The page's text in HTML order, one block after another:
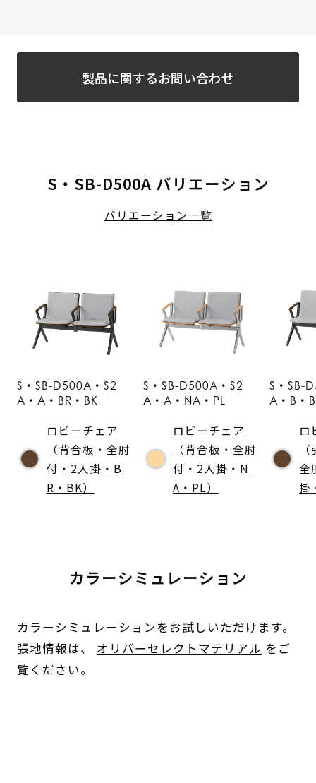
製品に関するお問い合わせ
S・SB-D500A バリエーション
バリエーション一覧
S・SB-D500A・S2
A・A・BR・BK
ロビーチェア
（背合板・全肘
付・2人掛・B
R・BK）
S・SB-D500A・S2
A・A・NA・PL
ロビーチェア
（背合板・全肘
付・2人掛・N
A・PL）
S・SB-
A・B・
ロ
全
掛
カラーシミュレーション
カラーシミュレーションをお試しいただけます。
張地情報は、 オリバーセレクトマテリアル をご
覧ください。